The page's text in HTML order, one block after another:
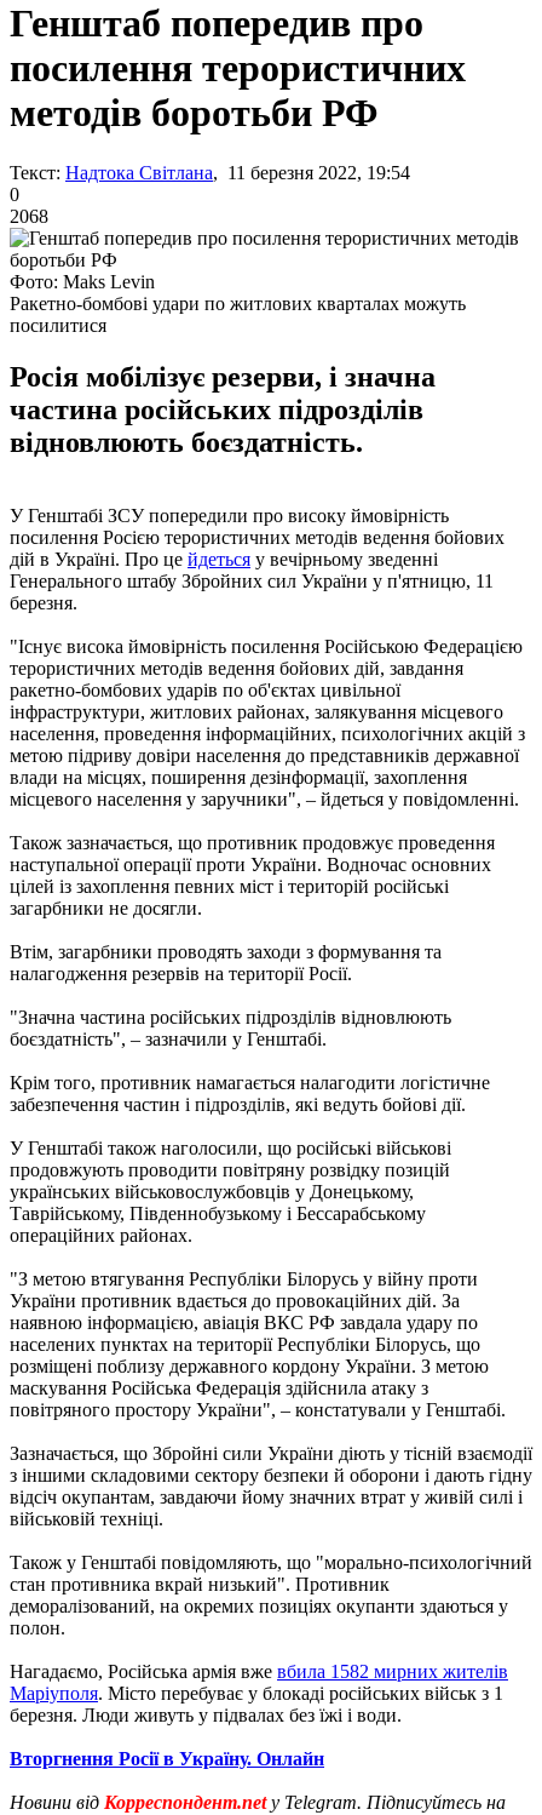
Генштаб попередив про
посилення терористичних
методів боротьби РФ
Текст: Надтока Світлана, 11 березня 2022, 19:54
0
2068
Фото: Maks Levin
Ракетно-бомбові удари по житлових кварталах можуть
посилитися
Росія мобілізує резерви, і значна
частина російських підрозділів
відновлюють боєздатність.
У Генштабі ЗСУ попередили про високу ймовірність
посилення Росією терористичних методів ведення бойових
дій в Україні. Про це йдеться у вечірньому зведенні
Генерального штабу Збройних сил України у п'ятницю, 11
березня.
"Існує висока ймовірність посилення Російською Федерацією
терористичних методів ведення бойових дій, завдання
ракетно-бомбових ударів по об'єктах цивільної
інфраструктури, житлових районах, залякування місцевого
населення, проведення інформаційних, психологічних акцій з
метою підриву довіри населення до представників державної
влади на місцях, поширення дезінформації, захоплення
місцевого населення у заручники", – йдеться у повідомленні.
Також зазначається, що противник продовжує проведення
наступальної операції проти України. Водночас основних
цілей із захоплення певних міст і територій російські
загарбники не досягли.
Втім, загарбники проводять заходи з формування та
налагодження резервів на території Росії.
"Значна частина російських підрозділів відновлюють
боєздатність", – зазначили у Генштабі.
Крім того, противник намагається налагодити логістичне
забезпечення частин і підрозділів, які ведуть бойові дії.
У Генштабі також наголосили, що російські військові
продовжують проводити повітряну розвідку позицій
українських військовослужбовців у Донецькому,
Таврійському, Південнобузькому і Бессарабському
операційних районах.
"З метою втягування Республіки Білорусь у війну проти
України противник вдається до провокаційних дій. За
наявною інформацією, авіація ВКС РФ завдала удару по
населених пунктах на території Республіки Білорусь, що
розміщені поблизу державного кордону України. З метою
маскування Російська Федерація здійснила атаку з
повітряного простору України", – констатували у Генштабі.
Зазначається, що Збройні сили України діють у тісній взаємодії
з іншими складовими сектору безпеки й оборони і дають гідну
відсіч окупантам, завдаючи йому значних втрат у живій силі і
військовій техніці.
Також у Генштабі повідомляють, що "морально-психологічний
стан противника вкрай низький". Противник
деморалізований, на окремих позиціях окупанти здаються у
полон.
Нагадаємо, Російська армія вже вбила 1582 мирних жителів
Маріуполя. Місто перебуває у блокаді російських військ з 1
березня. Люди живуть у підвалах без їжі і води.
Вторгнення Росії в Україну. Онлайн
Новини від Корреспондент.netу Telegram. Підписуйтесь на